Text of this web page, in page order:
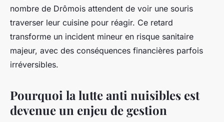
nombre de Drômois attendent de voir une souris
traverser leur cuisine pour réagir. Ce retard
transforme un incident mineur en risque sanitaire
majeur, avec des conséquences financières parfois
irréversibles.
Pourquoi la lutte anti nuisibles est
devenue un enjeu de gestion